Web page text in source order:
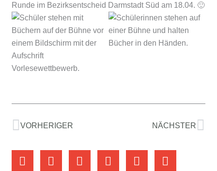
Runde im Bezirksentscheid Darmstadt Süd am 18.04. 🙂
Zurück
VORHERIGER NÄCHSTER